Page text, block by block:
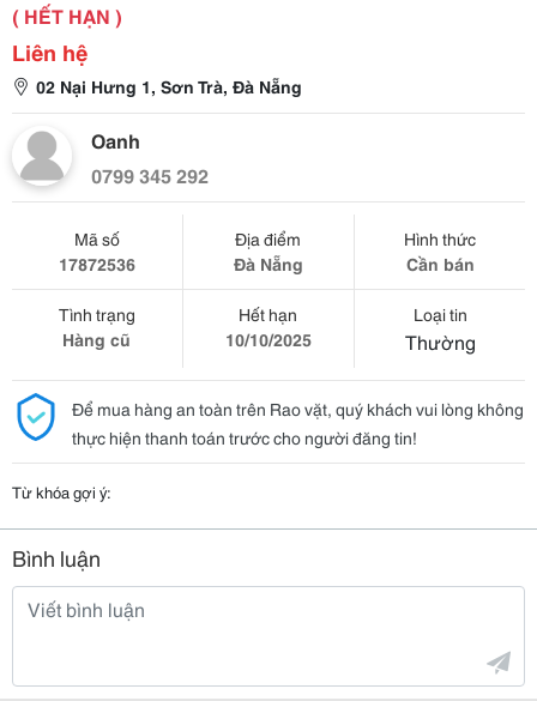
( HẾT HẠN )
Liên hệ
02 Nại Hưng 1, Sơn Trà, Đà Nẵng
Oanh
0799 345 292
Mã số
17872536
Địa điểm
Đà Nẵng
Hình thức
Cần bán
Tình trạng
Hàng cũ
Hết hạn
10/10/2025
Loại tin
Thường
Để mua hàng an toàn trên Rao vặt, quý khách vui lòng không
thực hiện thanh toán trước cho người đăng tin!
Từ khóa gợi ý:
Bình luận